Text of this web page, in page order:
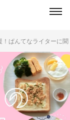
！ぱんてなライターに